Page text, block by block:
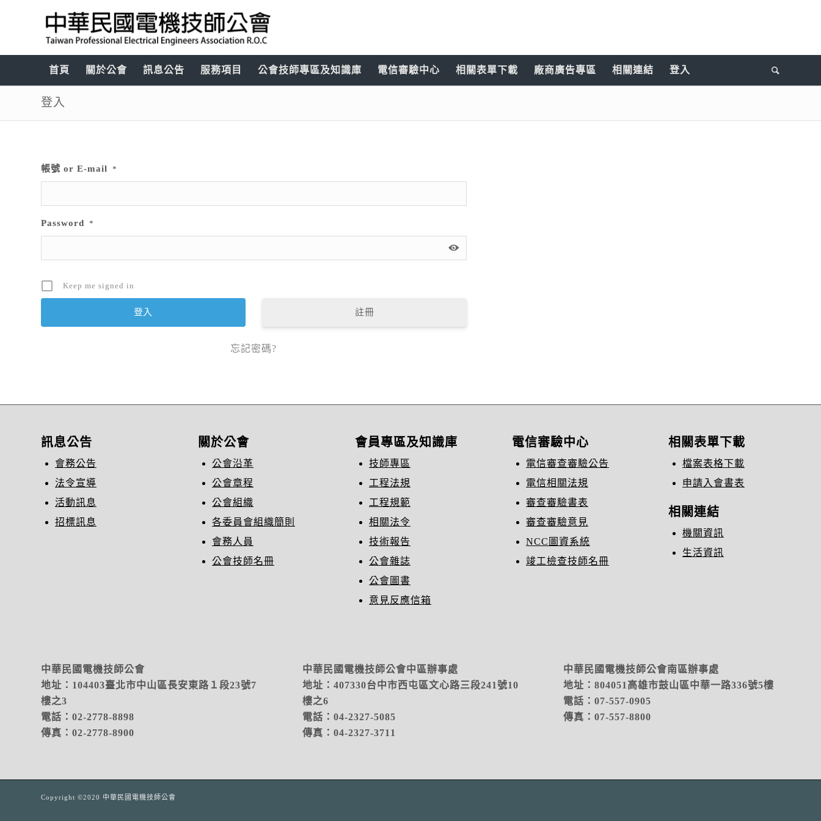
首頁 關於公會 訊息公告 服務項目 公會技師專區及知識庫 電信審驗中心 相關表單下載 廠商廣告專區 相關連結 登入
登入
帳號 or E-mail *
Password *
Keep me signed in
註冊
忘記密碼?
訊息公告
會務公告
法令宣導
活動訊息
招標訊息
關於公會
公會沿革
公會章程
公會組織
各委員會組織簡則
會務人員
公會技師名冊
會員專區及知識庫
技師專區
工程法規
工程規範
相關法令
技術報告
公會雜誌
公會圖書
意見反應信箱
電信審驗中心
電信審查審驗公告
電信相關法規
審查審驗書表
審查審驗意見
NCC圖資系統
竣工檢查技師名冊
相關表單下載
檔案表格下載
申請入會書表
相關連結
機關資訊
生活資訊
中華民國電機技師公會
地址：104403臺北市中山區長安東路１段23號7
樓之3
電話：02-2778-8898
傳真：02-2778-8900
中華民國電機技師公會中區辦事處
地址： 407330台中市西屯區文心路三段241號10
樓之6
電話：04-2327-5085
傳真：04-2327-3711
中華民國電機技師公會南區辦事處
地址：804051高雄市鼓山區中華一路336號5樓
電話：07-557-0905
傳真：07-557-8800
Copyright ©2020 中華民國電機技師公會